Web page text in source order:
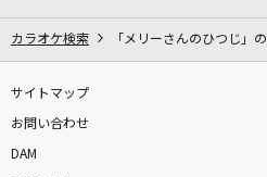
カラオケ検索 「メリーさんのひつじ」
サイトマップ
お問い合わせ
DAM